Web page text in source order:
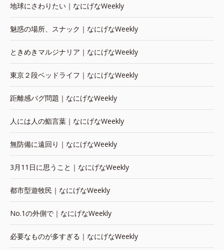
地球にさわりたい｜なにげなWeekly
魅惑の場所、スナック｜なにげなWeekly
ときめきマルジナリア｜なにげなWeekly
東京２段ベッドライフ｜なにげなWeekly
距離感バグ問題｜なにげなWeekly
人には人の鮨言葉｜なにげなWeekly
無防備に遠回り｜なにげなWeekly
3月11日に思うこと｜なにげなWeekly
都市型遊牧民｜なにげなWeekly
No.1の外側で｜なにげなWeekly
必要なものが多すぎる｜なにげなWeekly